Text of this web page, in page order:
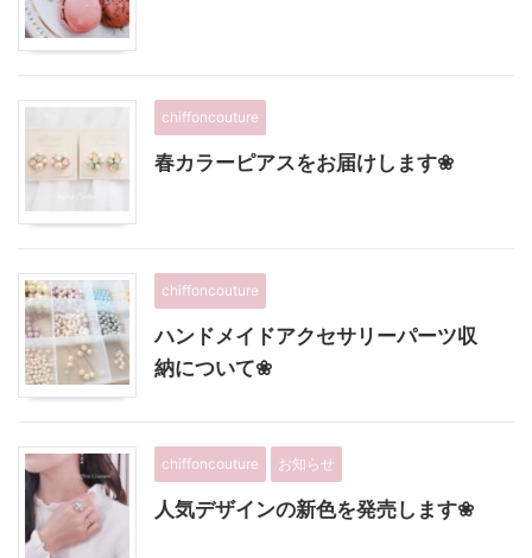
chiffoncouture
春カラーピアスをお届けします❀
chiffoncouture
ハンドメイドアクセサリーパーツ収
納について❀
chiffoncouture お知らせ
人気デザインの新色を発売します❀